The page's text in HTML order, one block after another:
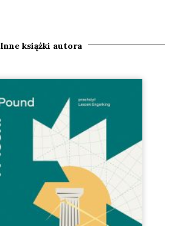
Inne książki autora